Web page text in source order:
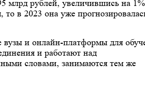
млрд рублей, увеличившись на
то в 2023 она уже
вузы и онлайн-платформы для
и работают над
словами, занимаются тем же